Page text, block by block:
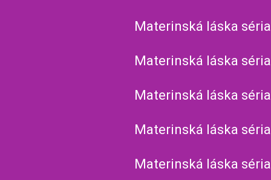
Materinská láska
Materinská láska
Materinská láska
Materinská láska
Materinská láska